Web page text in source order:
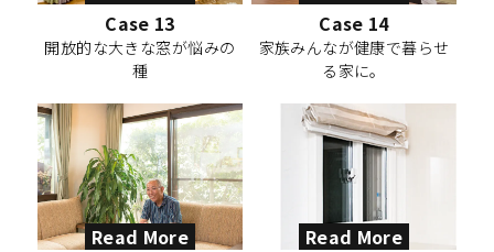
Case 13
開放的な大きな窓が悩みの
種
Case 14
家族みんなが健康で暮らせ
る家に。
Read More
Read More